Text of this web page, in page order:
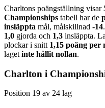
Charltons poängställning visar
Championships tabell har de
insläppta mål, målskillnad -14
1,0 gjorda och 1,3 insläppta.
plockar i snitt 1,15 poäng per
laget inte hållit nollan.
Charlton i
Position 19 av 24 lag